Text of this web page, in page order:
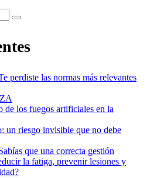
perdiste las normas más relevantes
de los fuegos artificiales en la
un riesgo invisible que no debe
que una correcta gestión
la fatiga, prevenir lesiones y